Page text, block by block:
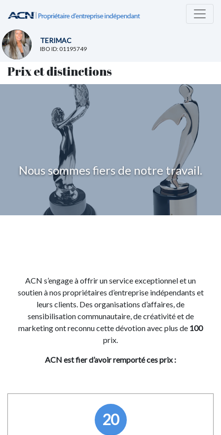
TERIMAC
IBO ID: 01195749
Prix et distinctions
Nous sommes fiers de notre travail.
ACN s’engage à offrir un service exceptionnel et un
soutien à nos propriétaires d’entreprise indépendants et
leurs clients. Des organisations d’affaires, de
sensibilisation communautaire, de créativité et de
marketing ont reconnu cette dévotion avec plus de 100
prix.
ACN est fier d’avoir remporté ces prix :
20